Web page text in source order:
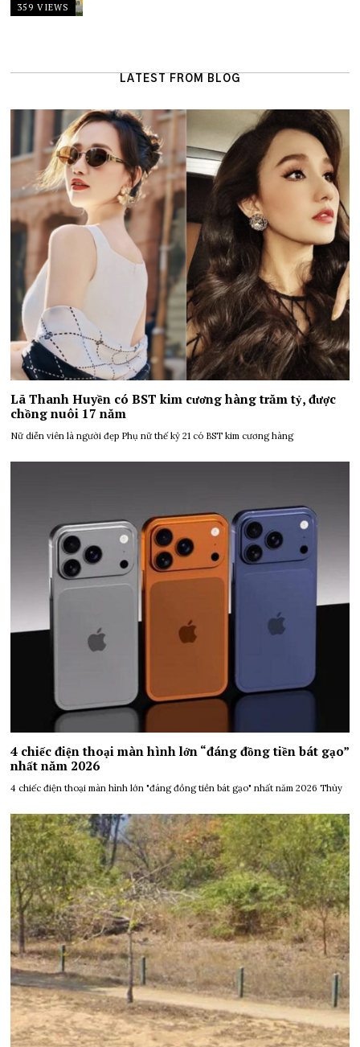
359 VIEWS
LATEST FROM BLOG
Lã Thanh Huyền có BST kim cương hàng trăm tỷ, được
chồng nuôi 17 năm
Nữ diễn viên là người đẹp Phụ nữ thế kỷ 21 có BST kim cương hàng
4 chiếc điện thoại màn hình lớn “đáng đồng tiền bát gạo”
nhất năm 2026
4 chiếc điện thoại màn hình lớn "đáng đồng tiền bát gạo" nhất năm 2026 Thùy